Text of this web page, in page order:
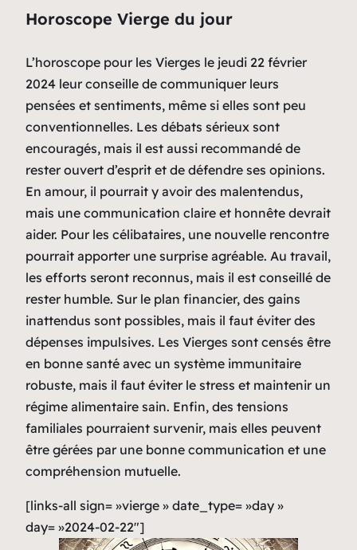
Horoscope Vierge du jour
L’horoscope pour les Vierges le jeudi 22 février
2024 leur conseille de communiquer leurs
pensées et sentiments, même si elles sont peu
conventionnelles. Les débats sérieux sont
encouragés, mais il est aussi recommandé de
rester ouvert d’esprit et de défendre ses opinions.
En amour, il pourrait y avoir des malentendus,
mais une communication claire et honnête devrait
aider. Pour les célibataires, une nouvelle rencontre
pourrait apporter une surprise agréable. Au travail,
les efforts seront reconnus, mais il est conseillé de
rester humble. Sur le plan financier, des gains
inattendus sont possibles, mais il faut éviter des
dépenses impulsives. Les Vierges sont censés être
en bonne santé avec un système immunitaire
robuste, mais il faut éviter le stress et maintenir un
régime alimentaire sain. Enfin, des tensions
familiales pourraient survenir, mais elles peuvent
être gérées par une bonne communication et une
compréhension mutuelle.
[links-all sign= »vierge » date_type= »day »
day= »2024-02-22″]